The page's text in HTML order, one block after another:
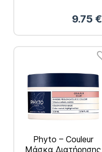
9.75 €
Phyto – Couleur
Μάσκα Διατήρησης